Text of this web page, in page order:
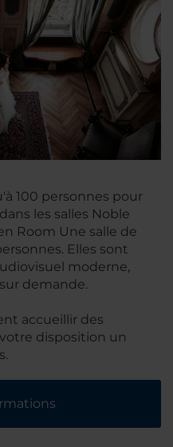
100 personnes pour
les salles Noble
Room Une salle de
Elles sont
moderne,
demande.
accueillir des
disposition un